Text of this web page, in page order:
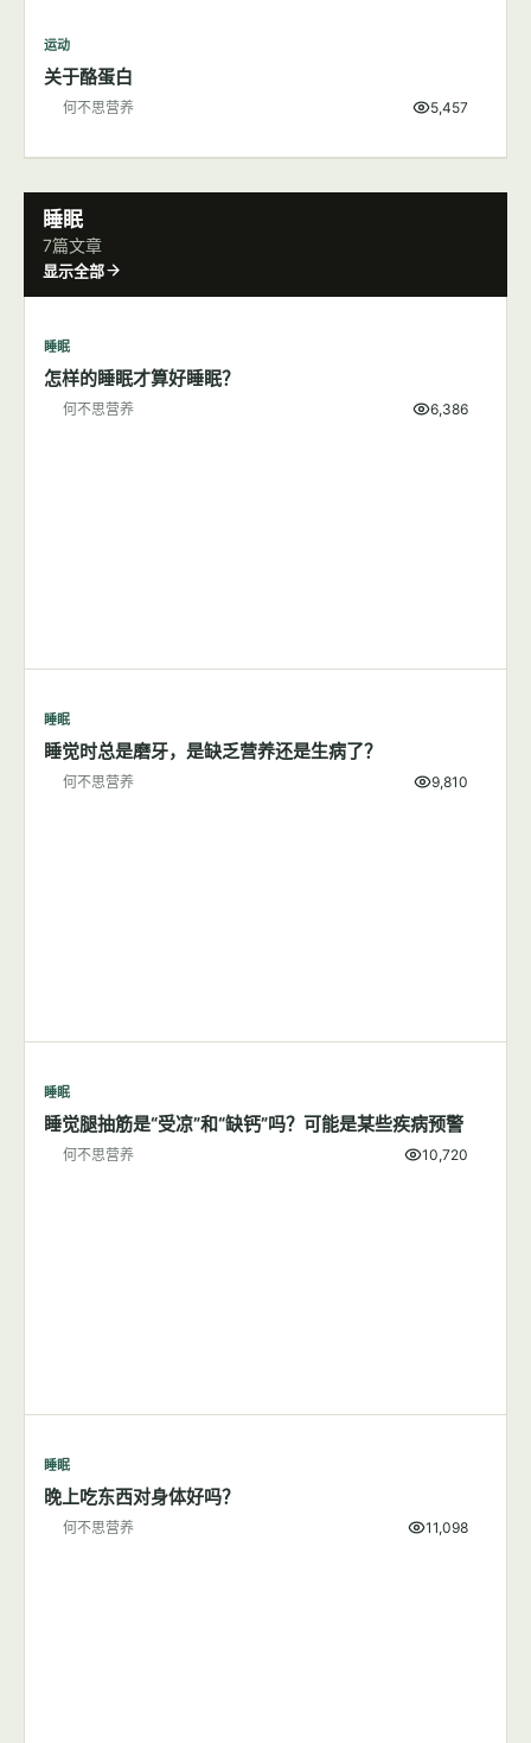
运动
关于酪蛋白
何不思营养 5,457
睡眠
7篇文章
显示全部
睡眠
怎样的睡眠才算好睡眠？
何不思营养 6,386
睡眠
睡觉时总是磨牙，是缺乏营养还是生病了？
何不思营养 9,810
睡眠
睡觉腿抽筋是“受凉”和“缺钙”吗？可能是某些疾病预警
何不思营养 10,720
睡眠
晚上吃东西对身体好吗？
何不思营养 11,098